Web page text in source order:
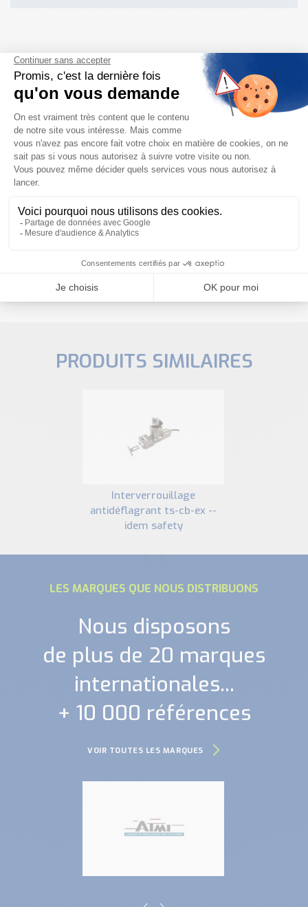
Besoin d'aide pour choisir votre
produit ?
votre projet
PRODUITS SIMILAIRES
interverrouillage
antidéflagrant ts-cb-ex --
idem safety
LES MARQUES QUE NOUS DISTRIBUONS
Nous disposons
de plus de 20 marques
internationales...
+ 10 000 références
VOIR TOUTES LES MARQUES